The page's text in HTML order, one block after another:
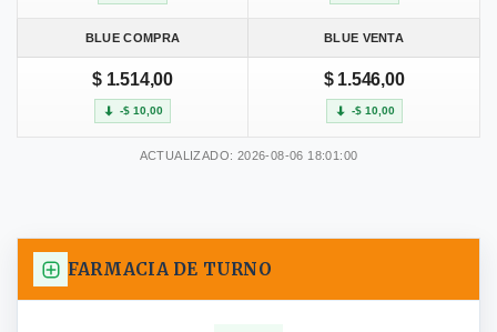
BLUE COMPRA BLUE VENTA
$ 1.514,00
-$ 10,00
$ 1.546,00
-$ 10,00
ACTUALIZADO: 2026-08-06 18:01:00
FARMACIA DE TURNO